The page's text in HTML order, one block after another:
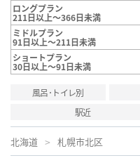
ロングプラン
211日以上～366日未満
ミドルプラン
91日以上～211日未満
ショートプラン
30日以上～91日未満
風呂･トイレ別
駅近
北海道 札幌市北区